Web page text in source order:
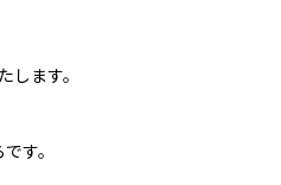
ます。
す。